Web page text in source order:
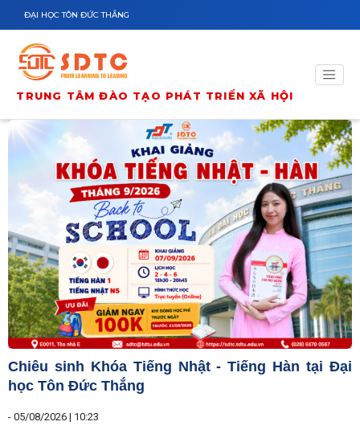
Nhảy đến nội dung
ĐẠI HỌC TÔN ĐỨC THẮNG
TRUNG TÂM ĐÀO TẠO PHÁT TRIỂN XÃ HỘI
Chiêu sinh Khóa Tiếng Nhật - Tiếng Hàn tại Đại
học Tôn Đức Thắng
- 05/08/2026 | 10:23